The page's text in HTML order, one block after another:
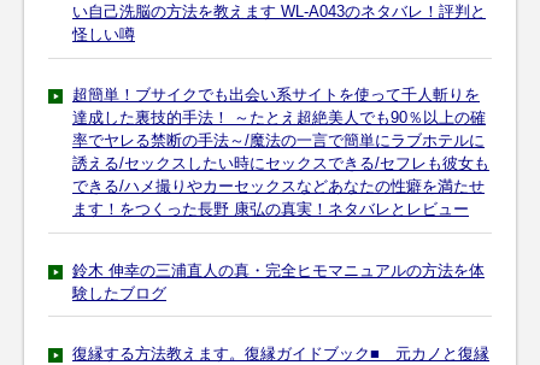
い自己洗脳の方法を教えます WL-A043のネタバレ！評判と
怪しい噂
超簡単！ブサイクでも出会い系サイトを使って千人斬りを
達成した裏技的手法！ ～たとえ超絶美人でも90％以上の確
率でヤレる禁断の手法～/魔法の一言で簡単にラブホテルに
誘える/セックスしたい時にセックスできる/セフレも彼女も
できる/ハメ撮りやカーセックスなどあなたの性癖を満たせ
ます！をつくった長野 康弘の真実！ネタバレとレビュー
鈴木 伸幸の三浦直人の真・完全ヒモマニュアルの方法を体
験したブログ
復縁する方法教えます。復縁ガイドブック■ 元カノと復縁